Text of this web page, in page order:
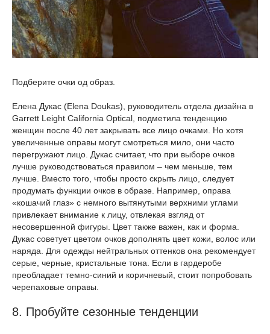
Подберите очки од образ.
Елена Дукас (Elena Doukas), руководитель отдела дизайна в
Garrett Leight California Optical, подметила тенденцию
женщин после 40 лет закрывать все лицо очками. Но хотя
увеличенные оправы могут смотреться мило, они часто
перегружают лицо. Дукас считает, что при выборе очков
лучше руководствоваться правилом – чем меньше, тем
лучше. Вместо того, чтобы просто скрыть лицо, следует
продумать функции очков в образе. Например, оправа
«кошачий глаз» с немного вытянутыми верхними углами
привлекает внимание к лицу, отвлекая взгляд от
несовершенной фигуры. Цвет также важен, как и форма.
Дукас советует цветом очков дополнять цвет кожи, волос или
наряда. Для одежды нейтральных оттенков она рекомендует
серые, черные, кристальные тона. Если в гардеробе
преобладает темно-синий и коричневый, стоит попробовать
черепаховые оправы.
8. Пробуйте сезонные тенденции